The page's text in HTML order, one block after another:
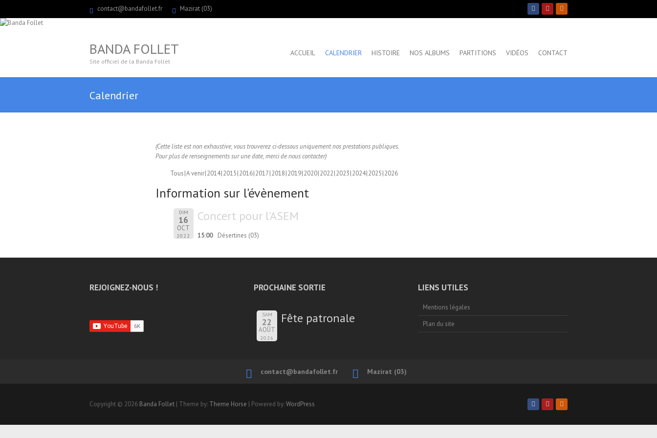
contact@bandafollet.fr Mazirat (03)
BANDA FOLLET
Site officiel de la Banda Follet
ACCUEIL CALENDRIER HISTOIRE NOS ALBUMS PARTITIONS VIDÉOS CONTACT
Calendrier
(Cette liste est non exhaustive, vous trouverez ci-dessous uniquement nos prestations publiques.
Pour plus de renseignements sur une date, merci de nous contacter)
Tous A venir 2014 2015 2016 2017 2018 2019 2020 2022 2023 2024 2025 2026
Information sur l'évènement
DIM
16
OCT
2022
Concert pour l'ASEM
15:00 Désertines (03)
REJOIGNEZ-NOUS ! PROCHAINE SORTIE
SAM
22
AOÛT
2026
Fête patronale
LIENS UTILES
Mentions légales
Plan du site
contact@bandafollet.fr Mazirat (03)
Copyright © 2026 Banda Follet | Theme by: Theme Horse | Powered by:WordPress